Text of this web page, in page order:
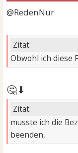
@RedenNur
Zitat:
Obwohl ich diese
🤔⬇
Zitat:
musste ich die
beenden,